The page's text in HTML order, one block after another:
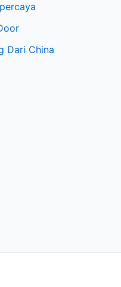
Dari China